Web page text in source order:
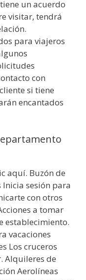
un acuerdo
visitar, tendrá
para viajeros
con
si tiene
encantados
aquí. Buzón de
sesión para
con otros
a tomar
establecimiento.
vacaciones
Los cruceros
Alquileres de
Aerolíneas